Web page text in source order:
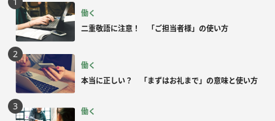
働く
二重敬語に注意！ 「ご担当者様」の使い方
働く
本当に正しい？ 「まずはお礼まで」の意味と使い方
働く